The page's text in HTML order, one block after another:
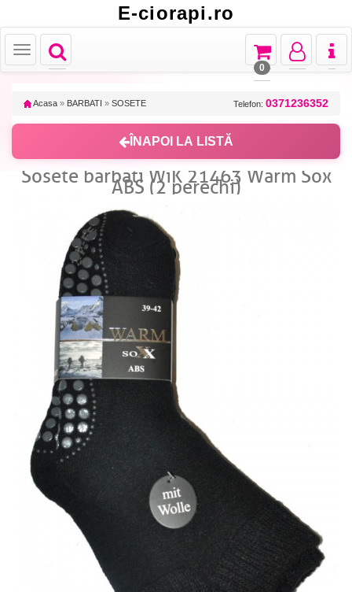
E-ciorapi.ro
Toggle
navigation
Toggle
Toggle
navigation
Toggle
navigation
Toggle
navigation
0
Acasa » BARBATI » SOSETE Telefon: 0371236352
ÎNAPOI LA LISTĂ
Sosete barbati WiK 21463 Warm Sox
ABS (2 perechi)